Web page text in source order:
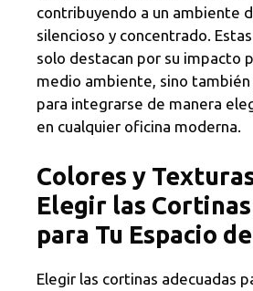
contribuyendo a un ambiente
silencioso y concentrado.
solo destacan por su impacto
medio ambiente, sino también
para integrarse de manera
en cualquier oficina moderna.
Colores y
Elegir las
para Tu Espacio
Elegir las cortinas adecuadas